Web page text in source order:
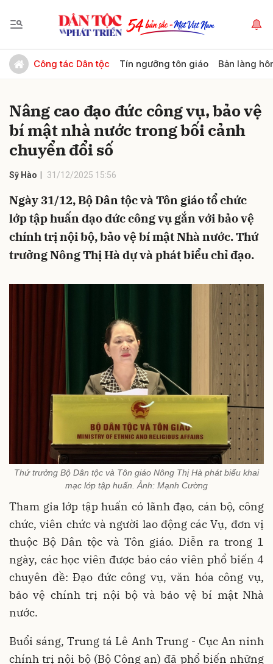
Công tác Dân tộc Tín ngưỡng tôn giáo Bản làng
Nâng cao đạo đức công vụ, bảo vệ
bí mật nhà nước trong bối cảnh
chuyển đổi số
Sỹ Hào 31/12/2025 15:56
Ngày 31/12, Bộ Dân tộc và Tôn giáo tổ chức
lớp tập huấn đạo đức công vụ gắn với bảo vệ
chính trị nội bộ, bảo vệ bí mật Nhà nước. Thứ
trưởng Nông Thị Hà dự và phát biểu chỉ đạo.
Thứ trưởng Bộ Dân tộc và Tôn giáo Nông Thị Hà phát biểu khai
mạc lớp tập huấn. Ảnh: Mạnh Cường
Tham gia lớp tập huấn có lãnh đạo, cán bộ, công
chức, viên chức và người lao động các Vụ, đơn vị
thuộc Bộ Dân tộc và Tôn giáo. Diễn ra trong 1
ngày, các học viên được báo cáo viên phổ biến 4
chuyên đề: Đạo đức công vụ, văn hóa công vụ,
bảo vệ chính trị nội bộ và bảo vệ bí mật Nhà
nước.
Buổi sáng, Trung tá Lê Anh Trung - Cục An ninh
chính trị nội bộ (Bộ Công an) đã phổ biến những
Gửi bình luận